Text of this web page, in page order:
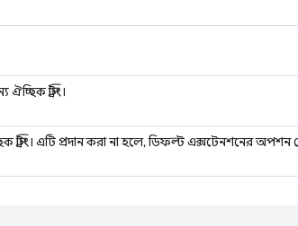
স্ট্রিং।
স্ট্রিং। এটি প্রদান করা না হলে, ডিফল্ট এক্সটেনশনের